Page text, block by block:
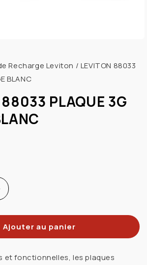
Recharge Leviton / LEVITON 88033
BLANC
PLAQUE 3G
Réduire
de
Ajouter au panier
et fonctionnelles, les plaques